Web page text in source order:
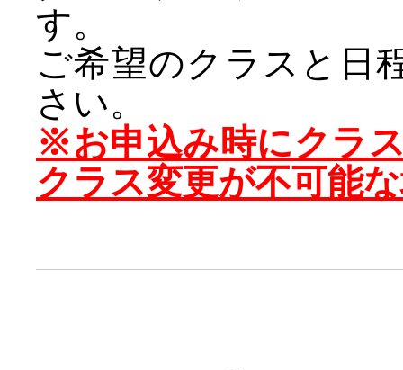
す。
ご希望のクラスと日
さい。
※お申込み時にクラ
クラス変更が不可能